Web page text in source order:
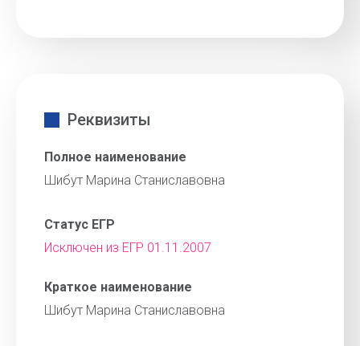
Реквизиты
Полное наименование
Шибут Марина Станиславовна
Статус ЕГР
Исключен из ЕГР 01.11.2007
Краткое наименование
Шибут Марина Станиславовна